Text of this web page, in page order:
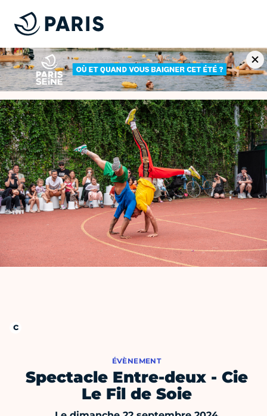
ÉVÈNEMENT
Spectacle Entre-deux - Cie
Le Fil de Soie